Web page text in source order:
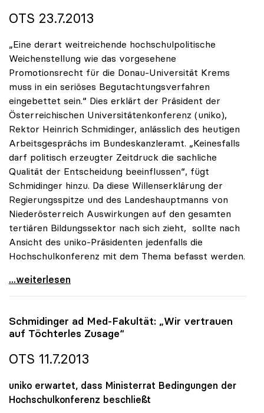
OTS 23.7.2013
„Eine derart weitreichende hochschulpolitische
Weichenstellung wie das vorgesehene
Promotionsrecht für die Donau-Universität Krems
muss in ein seriöses Begutachtungsverfahren
eingebettet sein.“ Dies erklärt der Präsident der
Österreichischen Universitätenkonferenz (uniko),
Rektor Heinrich Schmidinger, anlässlich des heutigen
Arbeitsgesprächs im Bundeskanzleramt. „Keinesfalls
darf politisch erzeugter Zeitdruck die sachliche
Qualität der Entscheidung beeinflussen“, fügt
Schmidinger hinzu. Da diese Willenserklärung der
Regierungsspitze und des Landeshauptmanns von
Niederösterreich Auswirkungen auf den gesamten
tertiären Bildungssektor nach sich zieht, sollte nach
Ansicht des uniko-Präsidenten jedenfalls die
Hochschulkonferenz mit dem Thema befasst werden.
uniko zu Promotionsrecht: „Seriöses
...weiterlesen
Schmidinger ad Med-Fakultät: „Wir vertrauen
auf Töchterles Zusage“
OTS 11.7.2013
uniko erwartet, dass Ministerrat Bedingungen der
Hochschulkonferenz beschließt